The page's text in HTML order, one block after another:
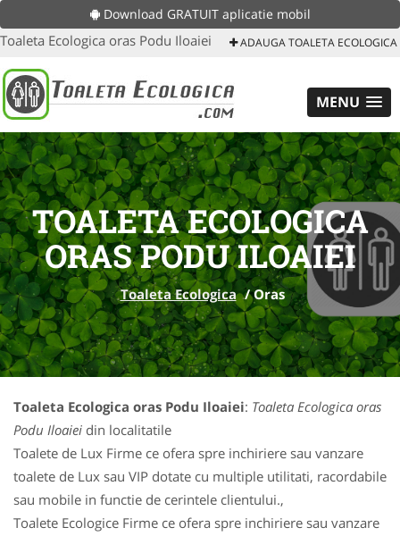
Download GRATUIT aplicatie mobil
Toaleta Ecologica oras Podu Iloaiei ADAUGA TOALETA ECOLOGICA
MENU
TOALETA ECOLOGICA
ORAS PODU ILOAIEI
Toaleta Ecologica /Oras
Toaleta Ecologica oras Podu Iloaiei: Toaleta Ecologica oras
Podu Iloaiei din localitatile
Toalete de Lux Firme ce ofera spre inchiriere sau vanzare
toalete de Lux sau VIP dotate cu multiple utilitati, racordabile
sau mobile in functie de cerintele clientului.,
Toalete Ecologice Firme ce ofera spre inchiriere sau vanzare